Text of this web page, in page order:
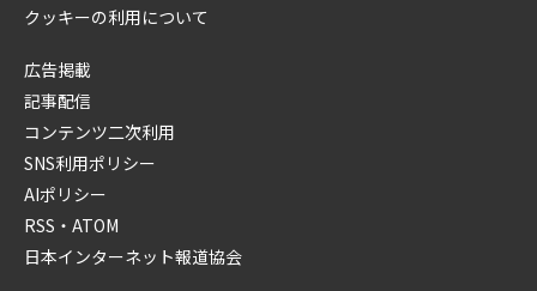
クッキーの利用について
広告掲載
記事配信
コンテンツ二次利用
SNS利用ポリシー
AIポリシー
RSS・ATOM
日本インターネット報道協会